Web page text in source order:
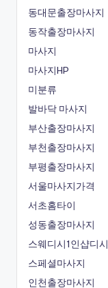
동대문출장마사지
동작출장마사지
마사지
마사지HP
미분류
발바닥 마사지
부산출장마사지
부천출장마사지
부평출장마사지
서울마사지가격
서초홈타이
성동출장마사지
스웨디시1인샵디시
스페셜마사지
인천출장마사지